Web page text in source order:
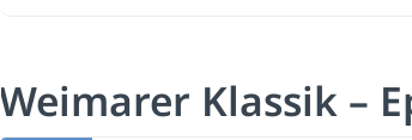
Weimarer Klassik –